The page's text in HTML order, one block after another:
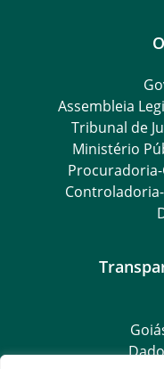
Assembleia
Tribunal de
Ministério